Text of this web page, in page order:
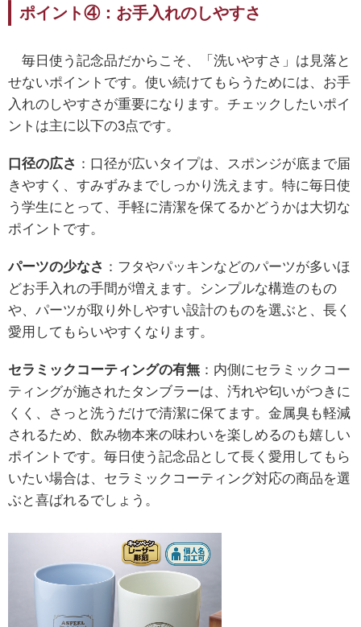
ポイント④：お手入れのしやすさ
毎日使う記念品だからこそ、「洗いやすさ」は見落と
せないポイントです。使い続けてもらうためには、お手
入れのしやすさが重要になります。チェックしたいポイ
ントは主に以下の3点です。
口径の広さ ：口径が広いタイプは、スポンジが底まで届
きやすく、すみずみまでしっかり洗えます。特に毎日使
う学生にとって、手軽に清潔を保てるかどうかは大切な
ポイントです。
パーツの少なさ ：フタやパッキンなどのパーツが多いほ
どお手入れの手間が増えます。シンプルな構造のもの
や、パーツが取り外しやすい設計のものを選ぶと、長く
愛用してもらいやすくなります。
セラミックコーティングの有無 ：内側にセラミックコー
ティングが施されたタンブラーは、汚れや匂いがつきに
くく、さっと洗うだけで清潔に保てます。金属臭も軽減
されるため、飲み物本来の味わいを楽しめるのも嬉しい
ポイントです。毎日使う記念品として長く愛用してもら
いたい場合は、セラミックコーティング対応の商品を選
ぶと喜ばれるでしょう。